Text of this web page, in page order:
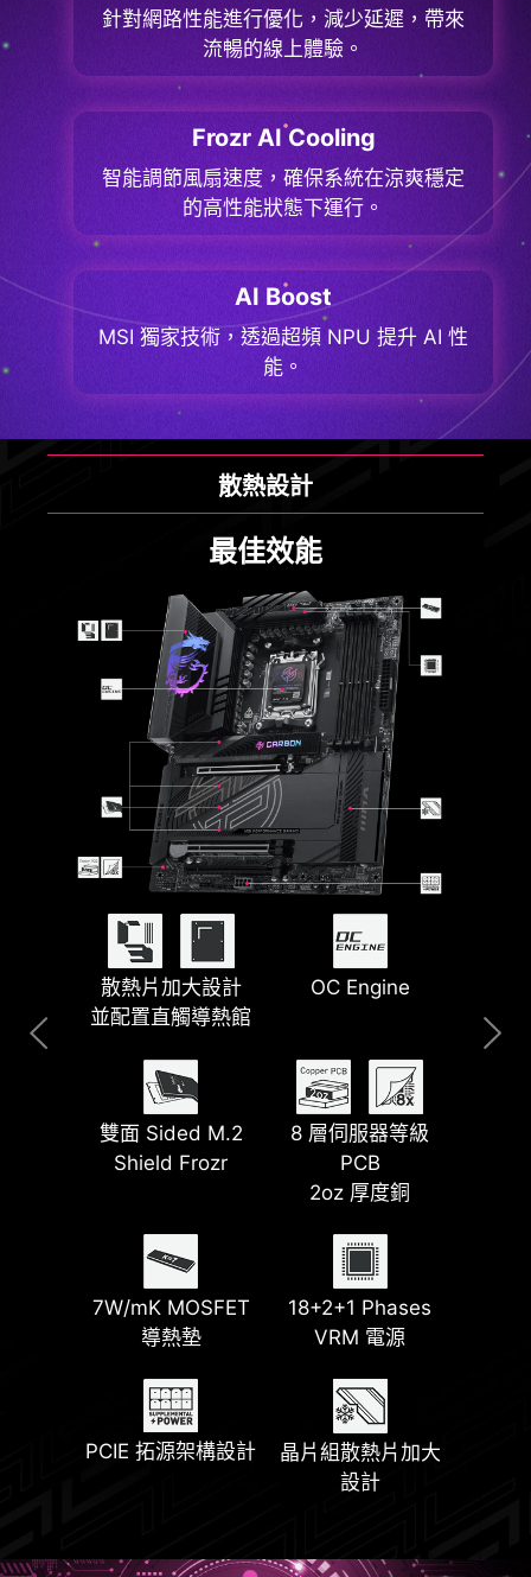
針對網路性能進行優化，減少延遲，帶來
流暢的線上體驗。
Frozr AI Cooling
智能調節風扇速度，確保系統在涼爽穩定
的高性能狀態下運行。
AI Boost
MSI 獨家技術，透過超頻 NPU 提升 AI 性
能。
散熱設計
最佳效能
散熱片加大設計
並配置直觸導熱館
OC Engine
雙面 Sided M.2
Shield Frozr
8 層伺服器等級
PCB
2oz 厚度銅
7W/mK MOSFET
導熱墊
18+2+1 Phases
VRM 電源
PCIE 拓源架構設計
晶片組散熱片加大
設計
Lightning USB
40G
5G LAN + 2.5G
最新 Wi-Fi 7
Lightning Gen 5
PCI-E
最新 DDR5 記憶體
前置 USB Type-C
搭載 27W PD
2x PCI-E 5.0 M.2
插槽
2x PCI-E 4.0 M.2
插槽
PinSafe 設計 智能按鈕
預裝散熱 I/O 遮蓋
EZ Magnetic M.2
Shield Frozr II
EZ M.2 Shield
Frozr II
64MB BIOS ROM
EZ Conn 設計 EZ PCIe 快拆